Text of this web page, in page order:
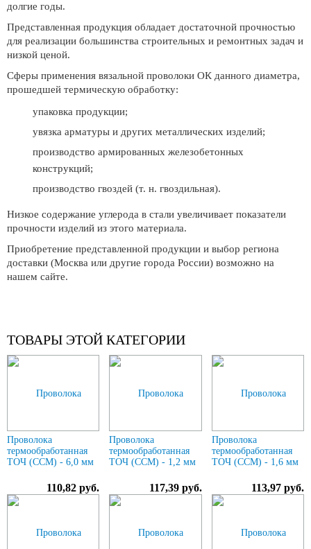
долгие годы.
Представленная продукция обладает достаточной прочностью
для реализации большинства строительных и ремонтных задач и
низкой ценой.
Сферы применения вязальной проволоки ОК данного диаметра,
прошедшей термическую обработку:
упаковка продукции;
увязка арматуры и других металлических изделий;
производство армированных железобетонных
конструкций;
производство гвоздей (т. н. гвоздильная).
Низкое содержание углерода в стали увеличивает показатели
прочности изделий из этого материала.
Приобретение представленной продукции и выбор региона
доставки (Москва или другие города России) возможно на
нашем сайте.
ТОВАРЫ ЭТОЙ КАТЕГОРИИ
Проволока
термообработанная
ТОЧ (ССМ) - 6,0 мм
110,82 руб.
Проволока
термообработанная
ТОЧ (ССМ) - 1,2 мм
117,39 руб.
Проволока
термообработанная
ТОЧ (ССМ) - 1,6 мм
113,97 руб.